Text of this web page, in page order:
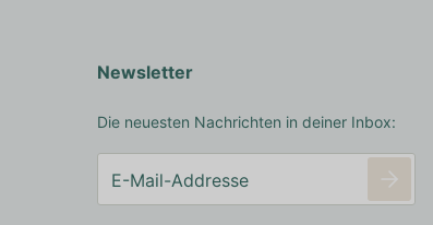
Newsletter
Die neuesten Nachrichten in deiner Inbox: